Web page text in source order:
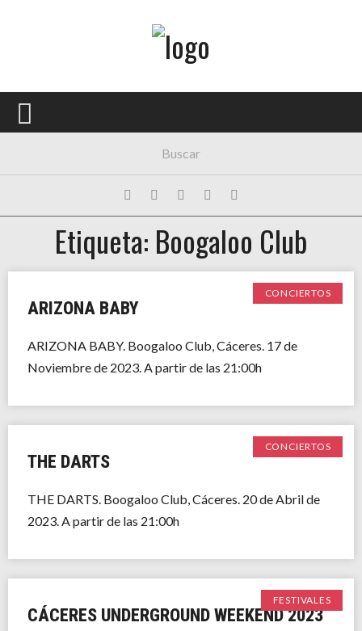
PORTADA
FESTIVALES
EXPOSICIONES
HISTORIAS
Etiqueta: Boogaloo Club
CONCIERTOS
ARIZONA BABY
ARIZONA BABY. Boogaloo Club, Cáceres. 17 de
Noviembre de 2023. A partir de las 21:00h
CONCIERTOS
THE DARTS
THE DARTS. Boogaloo Club, Cáceres. 20 de Abril de
2023. A partir de las 21:00h
FESTIVALES
CÁCERES UNDERGROUND WEEKEND 2023